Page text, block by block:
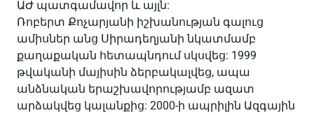
ԱԺ պատգամավոր և այլն:
Ռոբերտ Քոչարյանի իշխանության գալուց
ամիսներ անց Սիրադեղյանի նկատմամբ
քաղաքական հետապնդում սկսվեց: 1999
թվականի մայիսին ձերբակալվեց, ապա
անձնական երաշխավորությամբ ազատ
արձակվեց կալանքից: 2000-ի ապրիլին Ազգային